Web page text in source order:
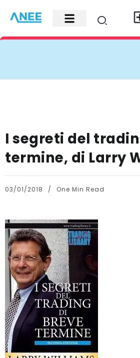
I segreti del
termine, di Larry
03/01/2018 One Min Read